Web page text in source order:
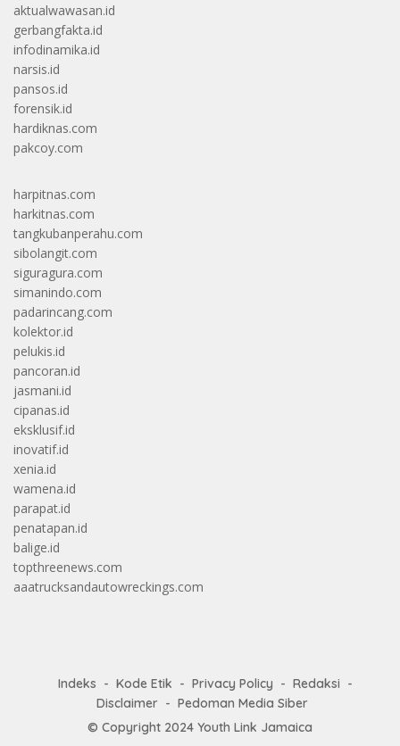
aktualwawasan.id
gerbangfakta.id
infodinamika.id
narsis.id
pansos.id
forensik.id
hardiknas.com
pakcoy.com
harpitnas.com
harkitnas.com
tangkubanperahu.com
sibolangit.com
siguragura.com
simanindo.com
padarincang.com
kolektor.id
pelukis.id
pancoran.id
jasmani.id
cipanas.id
eksklusif.id
inovatif.id
xenia.id
wamena.id
parapat.id
penatapan.id
balige.id
topthreenews.com
aaatrucksandautowreckings.com
Indeks Kode Etik Privacy Policy
Redaksi
Disclaimer
Pedoman Media Siber
© Copyright 2024 Youth Link Jamaica